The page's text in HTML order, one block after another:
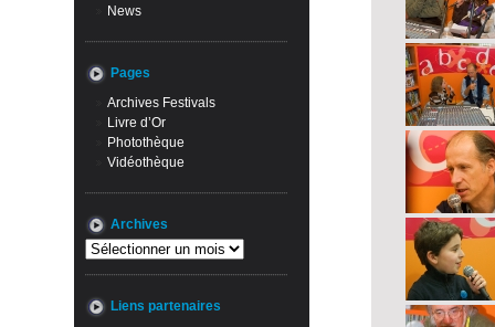
News
Pages
Archives Festivals
Livre d’Or
Photothèque
Vidéothèque
Archives
Archives
Liens partenaires